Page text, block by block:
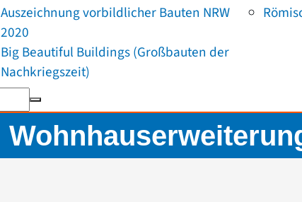
Auszeichnung vorbildlicher Bauten NRW
2020
Big Beautiful Buildings (Großbauten der
Nachkriegszeit)